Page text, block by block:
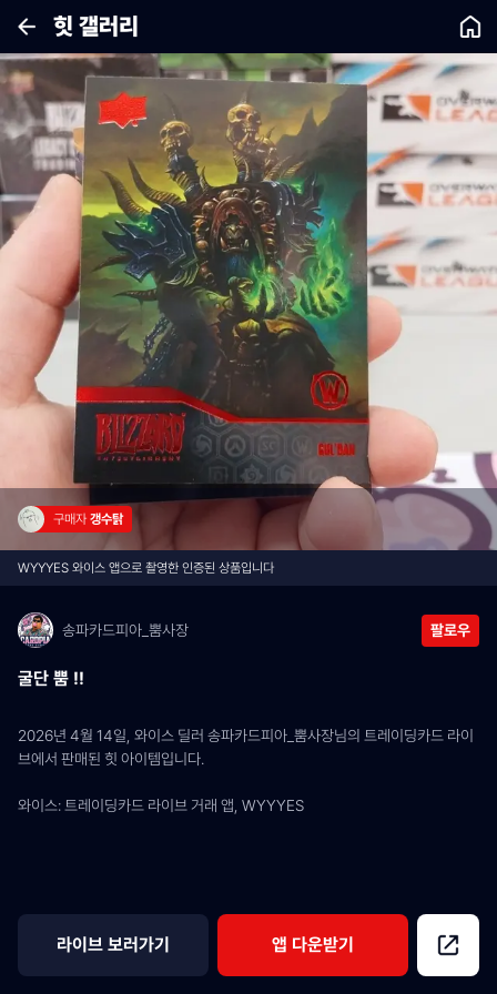
힛 갤러리
구매자 갱수탉
WYYYES 와이스 앱으로 촬영한 인증된 상품입니다
송파카드피아_뿜사장 팔로우
굴단 뿜 !!
2026년 4월 14일, 와이스 딜러 송파카드피아_뿜사장님의 트레이딩카드 라이
브에서 판매된 힛 아이템입니다.
와이스: 트레이딩카드 라이브 거래 앱, WYYYES
라이브 보러가기 앱 다운받기